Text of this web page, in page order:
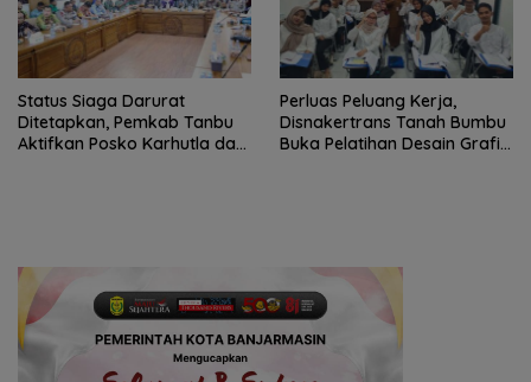
Status Siaga Darurat
Ditetapkan, Pemkab Tanbu
Aktifkan Posko Karhutla dan
Perluas Peluang Kerja,
Disnakertrans Tanah Bumbu
Buka Pelatihan Desain Grafis